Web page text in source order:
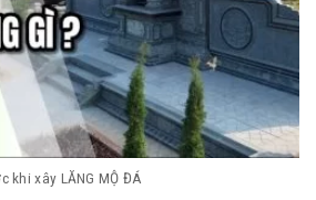
khi xây LĂNG MỘ ĐÁ